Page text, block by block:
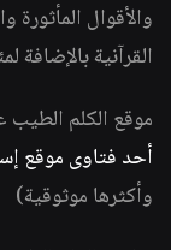
والأقوال المأثورة
القرآنية بالإضافة
موقع الكلم
أحد فتاوى موقع
وأكثرها موثوقية)